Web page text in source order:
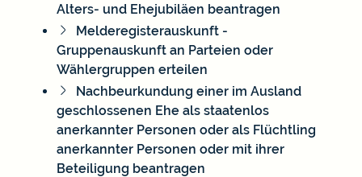
Alters- und Ehejubiläen beantragen
Melderegisterauskunft -
Gruppenauskunft an Parteien oder
Wählergruppen erteilen
Nachbeurkundung einer im Ausland
geschlossenen Ehe als staatenlos
anerkannter Personen oder als Flüchtling
anerkannter Personen oder mit ihrer
Beteiligung beantragen